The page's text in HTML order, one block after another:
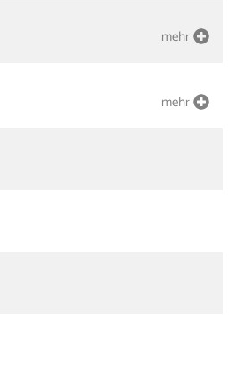
mehr
mehr